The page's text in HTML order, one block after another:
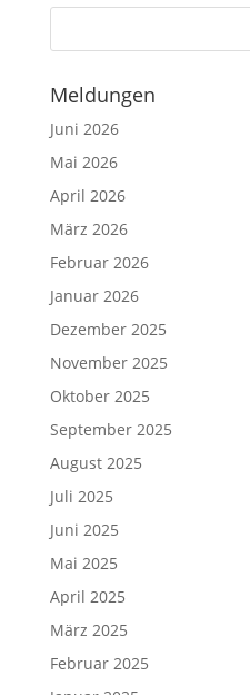
Meldungen
Juni 2026
Mai 2026
April 2026
März 2026
Februar 2026
Januar 2026
Dezember 2025
November 2025
Oktober 2025
September 2025
August 2025
Juli 2025
Juni 2025
Mai 2025
April 2025
März 2025
Februar 2025